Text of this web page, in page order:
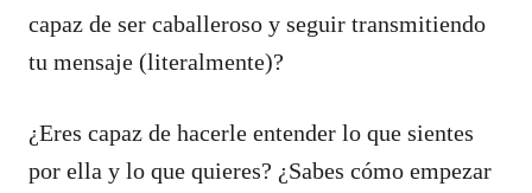
capaz de ser caballeroso y seguir transmitiendo
tu mensaje (literalmente)?
¿Eres capaz de hacerle entender lo que sientes
por ella y lo que quieres? ¿Sabes cómo empezar